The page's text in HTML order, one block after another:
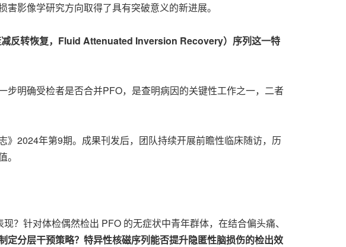
影像学研究方向取得了具有突破意义的新进展。
减反转恢复，Fluid Attenuated Inversion Recovery）序列这一特
明确受检者是否合并PFO，是查明病因的关键性工作之一，二者
》2024年第9期。成果刊发后，团队持续开展前瞻性临床随访，历
？针对体检偶然检出 PFO 的无症状中青年群体，在结合偏头痛、
分层干预策略？特异性核磁序列能否提升隐匿性脑损伤的检出效